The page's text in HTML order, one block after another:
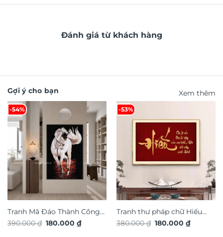
Đánh giá từ khách hàng
Gợi ý cho bạn Xem thêm
-54%
Tranh Mã Đáo Thành Công
TG4924S
390.000₫ Giá
180.000₫Giá
-53%
Tranh thư pháp chữ Hiếu
TG4921S
380.000₫ Giá
180.000₫Giá